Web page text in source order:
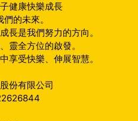
健康快樂成長
們的未來。
長是我們努力的方向。
靈全方位的啟發。
享受快樂、伸展智慧。
份有限公司